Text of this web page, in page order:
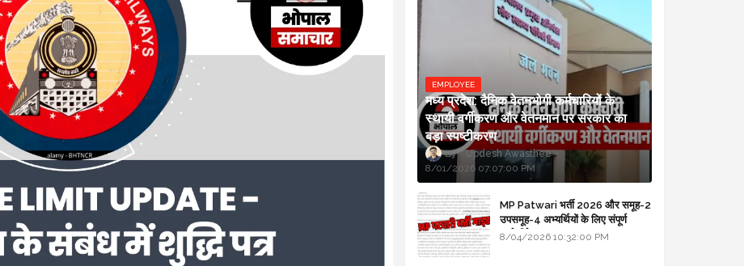
EMPLOYEE
मध्य प्रदेश: दैनिक वेतनभोगी कर्मचारियों के
स्थायी वर्गीकरण और वेतनमान पर सरकार का
बड़ा स्पष्टीकरण
Updesh Awasthee
8/01/2026 07:07:00 PM
MP Patwari भर्ती 2026 और समूह-2
उपसमूह-4 अभ्यर्थियों के लिए संपूर्ण
मार्गदर्शिका
8/04/2026 10:32:00 PM